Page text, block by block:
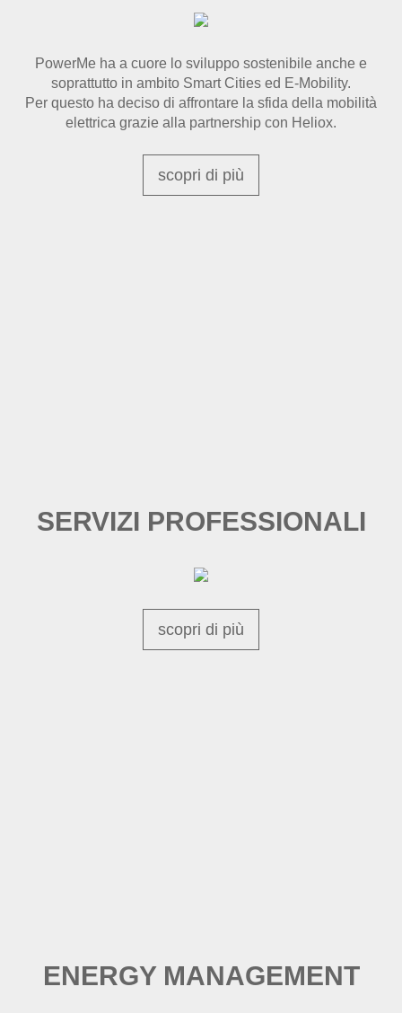
PowerMe ha a cuore lo sviluppo sostenibile anche e
soprattutto in ambito Smart Cities ed E-Mobility.
Per questo ha deciso di affrontare la sfida della mobilità
elettrica grazie alla partnership con Heliox.
scopri di più
SERVIZI PROFESSIONALI
scopri di più
ENERGY MANAGEMENT